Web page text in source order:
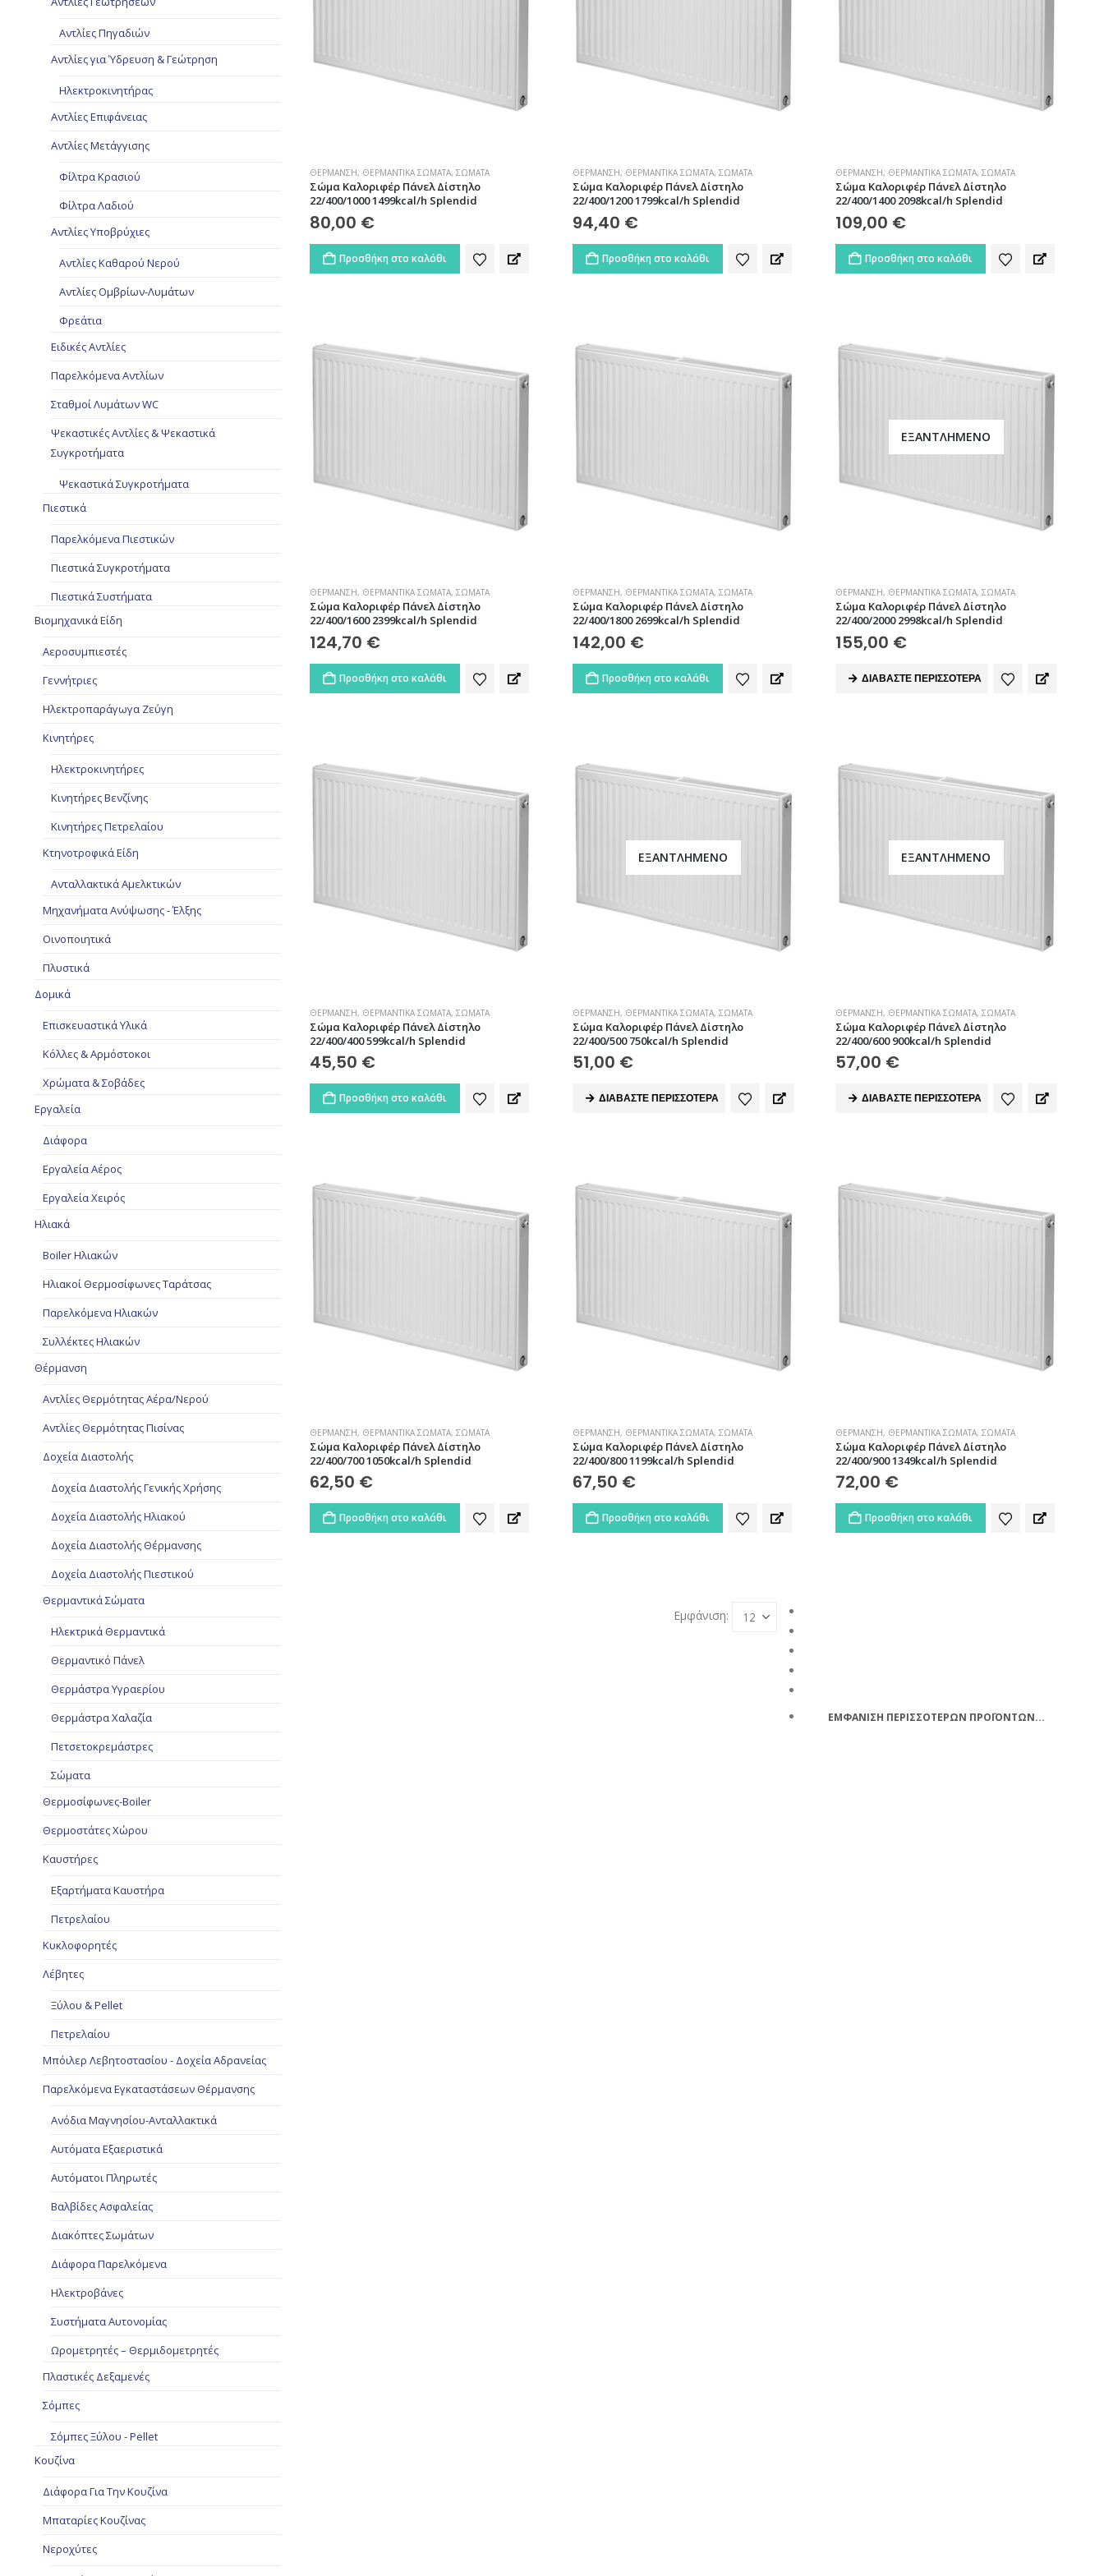
ΘΈΡΜΑΝΣΗ, ΘΕΡΜΑΝΤΙΚΆ ΣΏΜΑΤΑ, ΣΏΜΑΤΑ
Σώμα Καλοριφέρ Πάνελ Δίστηλο
22/400/1000 1499kcal/h Splendid
80,00 €
Προσθήκη στο καλάθι
ΘΈΡΜΑΝΣΗ, ΘΕΡΜΑΝΤΙΚΆ ΣΏΜΑΤΑ, ΣΏΜΑΤΑ
Σώμα Καλοριφέρ Πάνελ Δίστηλο
22/400/1200 1799kcal/h Splendid
94,40 €
Προσθήκη στο καλάθι
ΘΈΡΜΑΝΣΗ, ΘΕΡΜΑΝΤΙΚΆ ΣΏΜΑΤΑ, ΣΏΜΑΤΑ
Σώμα Καλοριφέρ Πάνελ Δίστηλο
22/400/1400 2098kcal/h Splendid
109,00 €
Προσθήκη στο καλάθι
ΘΈΡΜΑΝΣΗ, ΘΕΡΜΑΝΤΙΚΆ ΣΏΜΑΤΑ, ΣΏΜΑΤΑ
Σώμα Καλοριφέρ Πάνελ Δίστηλο
22/400/1600 2399kcal/h Splendid
124,70 €
Προσθήκη στο καλάθι
ΘΈΡΜΑΝΣΗ, ΘΕΡΜΑΝΤΙΚΆ ΣΏΜΑΤΑ, ΣΏΜΑΤΑ
Σώμα Καλοριφέρ Πάνελ Δίστηλο
22/400/1800 2699kcal/h Splendid
142,00 €
Προσθήκη στο καλάθι
ΕΞΑΝΤΛΗΜΈΝΟ
ΘΈΡΜΑΝΣΗ, ΘΕΡΜΑΝΤΙΚΆ ΣΏΜΑΤΑ, ΣΏΜΑΤΑ
Σώμα Καλοριφέρ Πάνελ Δίστηλο
22/400/2000 2998kcal/h Splendid
155,00 €
ΔΙΑΒΆΣΤΕ ΠΕΡΙΣΣΌΤΕΡΑ
ΘΈΡΜΑΝΣΗ, ΘΕΡΜΑΝΤΙΚΆ ΣΏΜΑΤΑ, ΣΏΜΑΤΑ
Σώμα Καλοριφέρ Πάνελ Δίστηλο
22/400/400 599kcal/h Splendid
45,50 €
Προσθήκη στο καλάθι
ΕΞΑΝΤΛΗΜΈΝΟ
ΘΈΡΜΑΝΣΗ, ΘΕΡΜΑΝΤΙΚΆ ΣΏΜΑΤΑ, ΣΏΜΑΤΑ
Σώμα Καλοριφέρ Πάνελ Δίστηλο
22/400/500 750kcal/h Splendid
51,00 €
ΔΙΑΒΆΣΤΕ ΠΕΡΙΣΣΌΤΕΡΑ
ΕΞΑΝΤΛΗΜΈΝΟ
ΘΈΡΜΑΝΣΗ, ΘΕΡΜΑΝΤΙΚΆ ΣΏΜΑΤΑ, ΣΏΜΑΤΑ
Σώμα Καλοριφέρ Πάνελ Δίστηλο
22/400/600 900kcal/h Splendid
57,00 €
ΔΙΑΒΆΣΤΕ ΠΕΡΙΣΣΌΤΕΡΑ
ΘΈΡΜΑΝΣΗ, ΘΕΡΜΑΝΤΙΚΆ ΣΏΜΑΤΑ, ΣΏΜΑΤΑ
Σώμα Καλοριφέρ Πάνελ Δίστηλο
22/400/700 1050kcal/h Splendid
62,50 €
Προσθήκη στο καλάθι
ΘΈΡΜΑΝΣΗ, ΘΕΡΜΑΝΤΙΚΆ ΣΏΜΑΤΑ, ΣΏΜΑΤΑ
Σώμα Καλοριφέρ Πάνελ Δίστηλο
22/400/800 1199kcal/h Splendid
67,50 €
Προσθήκη στο καλάθι
ΘΈΡΜΑΝΣΗ, ΘΕΡΜΑΝΤΙΚΆ ΣΏΜΑΤΑ, ΣΏΜΑΤΑ
Σώμα Καλοριφέρ Πάνελ Δίστηλο
22/400/900 1349kcal/h Splendid
72,00 €
Προσθήκη στο καλάθι
Εμφάνιση:
ΕΜΦΑΝΙΣΗ ΠΕΡΙΣΣΟΤΕΡΩΝ ΠΡΟΪΟΝΤΩΝ...
Αντλίες Πηγαδιών
Αντλίες για Ύδρευση & Γεώτρηση
Ηλεκτροκινητήρας
Αντλίες Επιφάνειας
Αντλίες Μετάγγισης
Φίλτρα Κρασιού
Φίλτρα Λαδιού
Αντλίες Υποβρύχιες
Αντλίες Καθαρού Νερού
Αντλίες Ομβρίων-Λυμάτων
Φρεάτια
Ειδικές Αντλίες
Παρελκόμενα Αντλίων
Σταθμοί Λυμάτων WC
Ψεκαστικές Αντλίες & Ψεκαστικά
Συγκροτήματα
Ψεκαστικά Συγκροτήματα
Πιεστικά
Παρελκόμενα Πιεστικών
Πιεστικά Συγκροτήματα
Πιεστικά Συστήματα
Βιομηχανικά Είδη
Αεροσυμπιεστές
Γεννήτριες
Ηλεκτροπαράγωγα Ζεύγη
Κινητήρες
Ηλεκτροκινητήρες
Κινητήρες Βενζίνης
Κινητήρες Πετρελαίου
Κτηνοτροφικά Είδη
Ανταλλακτικά Αμελκτικών
Μηχανήματα Ανύψωσης - Έλξης
Οινοποιητικά
Πλυστικά
Δομικά
Επισκευαστικά Υλικά
Κόλλες & Αρμόστοκοι
Χρώματα & Σοβάδες
Εργαλεία
Διάφορα
Εργαλεία Αέρος
Εργαλεία Χειρός
Ηλιακά
Boiler Ηλιακών
Ηλιακοί Θερμοσίφωνες Ταράτσας
Παρελκόμενα Ηλιακών
Συλλέκτες Ηλιακών
Θέρμανση
Αντλίες Θερμότητας Αέρα/Νερού
Αντλίες Θερμότητας Πισίνας
Δοχεία Διαστολής
Δοχεία Διαστολής Γενικής Χρήσης
Δοχεία Διαστολής Ηλιακού
Δοχεία Διαστολής Θέρμανσης
Δοχεία Διαστολής Πιεστικού
Θερμαντικά Σώματα
Ηλεκτρικά Θερμαντικά
Θερμαντικό Πάνελ
Θερμάστρα Υγραερίου
Θερμάστρα Χαλαζία
Πετσετοκρεμάστρες
Σώματα
Θερμοσίφωνες-Boiler
Θερμοστάτες Χώρου
Καυστήρες
Εξαρτήματα Καυστήρα
Πετρελαίου
Κυκλοφορητές
Λέβητες
Ξύλου & Pellet
Πετρελαίου
Μπόιλερ Λεβητοστασίου - Δοχεία Αδρανείας
Παρελκόμενα Εγκαταστάσεων Θέρμανσης
Ανόδια Μαγνησίου-Ανταλλακτικά
Αυτόματα Εξαεριστικά
Αυτόματοι Πληρωτές
Βαλβίδες Ασφαλείας
Διακόπτες Σωμάτων
Διάφορα Παρελκόμενα
Ηλεκτροβάνες
Συστήματα Αυτονομίας
Ωρομετρητές – Θερμιδομετρητές
Πλαστικές Δεξαμενές
Σόμπες
Σόμπες Ξύλου - Pellet
Κουζίνα
Διάφορα Για Την Κουζίνα
Μπαταρίες Κουζίνας
Νεροχύτες